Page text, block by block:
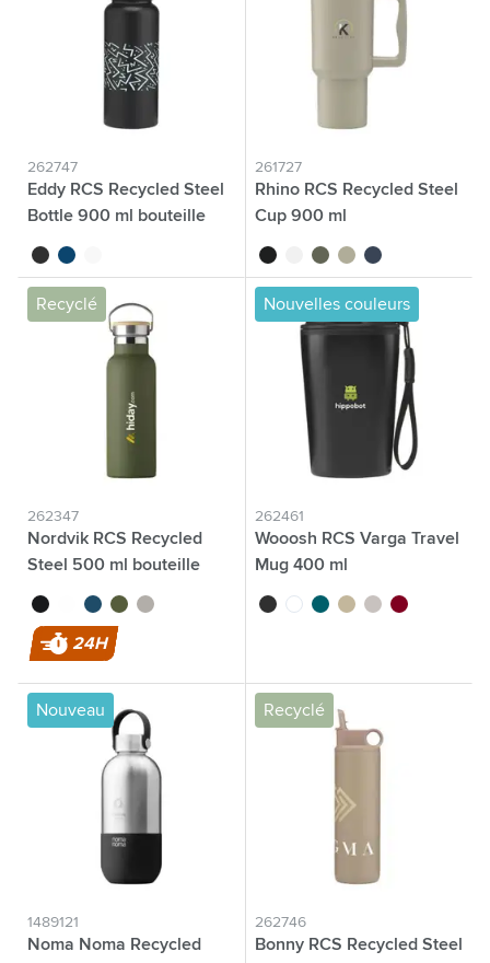
262747
Eddy RCS Recycled Steel
Bottle 900 ml bouteille
noir bleu océan
261727
Rhino RCS Recycled Steel
Cup 900 ml
noir blancvert beigebleu marine
Recyclé
262347
Nordvik RCS Recycled
Steel 500 ml bouteille
noir blancbleu vert foncé
argenté
24H
Nouvelles couleurs
262461
Wooosh RCS Varga Travel
Mug 400 ml
noir blancpétrolebeigeargentébordeaux
Nouveau
1489121
Noma Noma Recycled
Recyclé
262746
Bonny RCS Recycled Steel